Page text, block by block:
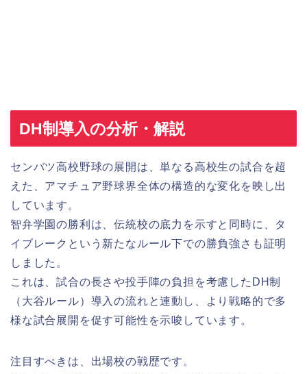
DH制導入の分析・解説
センバツ高校野球の展開は、単なる高校生の試合を超
えた、アマチュア野球界全体の構造的な変化を映し出
しています。
智弁学園の勝利は、伝統校の底力を示すと同時に、タ
イブレークという新たなルール下での勝負強さも証明
しました。
これは、試合の長さや投手陣の負担を考慮したDH制
（大谷ルール）導入の流れと連動し、より戦略的で多
様な試合展開を促す可能性を示唆しています。
注目すべきは、出場校の戦歴です。